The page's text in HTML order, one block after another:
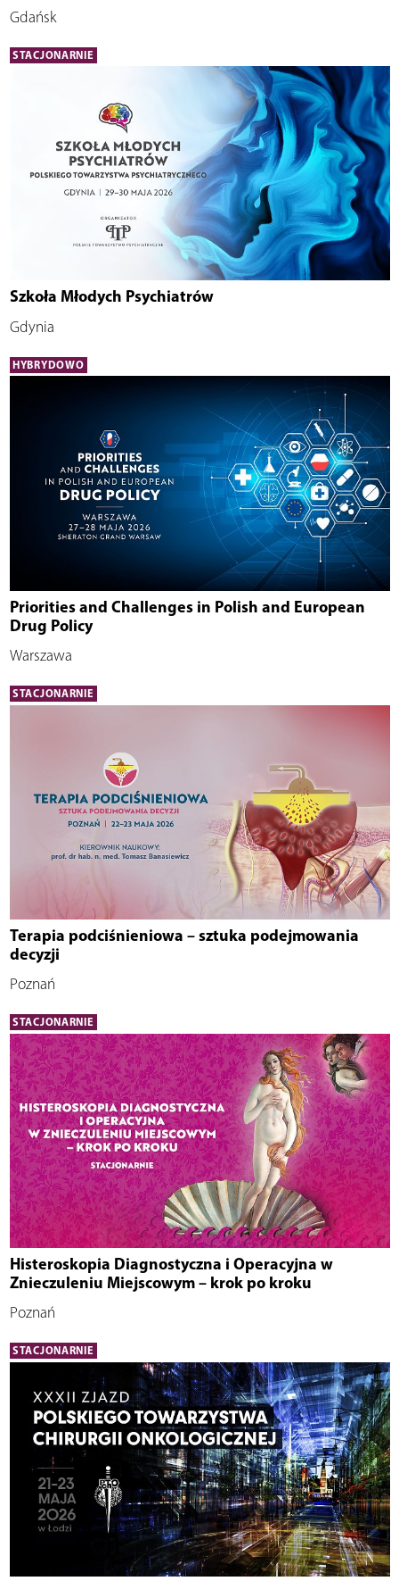
Gdańsk
STACJONARNIE
Szkoła Młodych Psychiatrów
Gdynia
HYBRYDOWO
Priorities and Challenges in Polish and European
Drug Policy
Warszawa
STACJONARNIE
Terapia podciśnieniowa – sztuka podejmowania
decyzji
Poznań
STACJONARNIE
Histeroskopia Diagnostyczna i Operacyjna w
Znieczuleniu Miejscowym – krok po kroku
Poznań
STACJONARNIE